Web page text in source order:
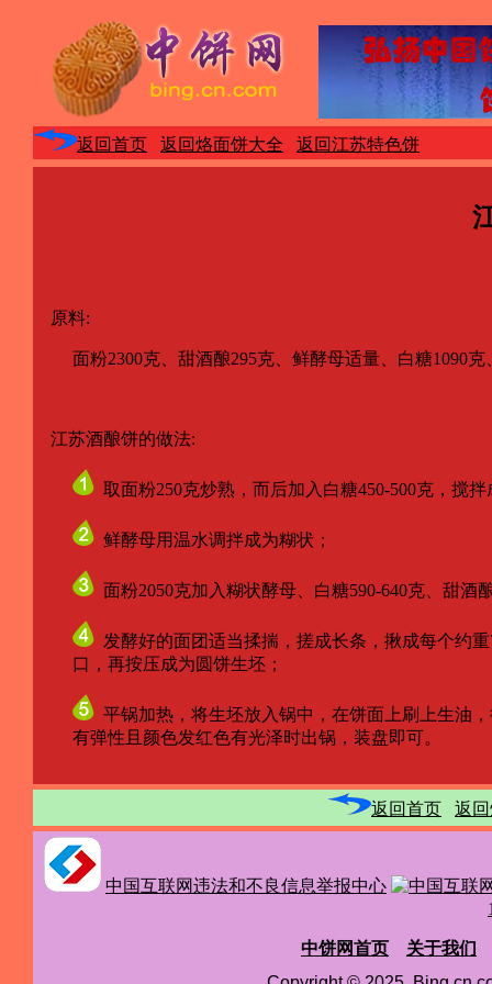
返回首页 返回烙面饼大全 返回江苏特色饼
原料:
面粉2300克、甜酒酿295克、鲜酵母适量、白糖1090克
江苏酒酿饼的做法:
取面粉250克炒熟，而后加入白糖450-500克，搅
鲜酵母用温水调拌成为糊状；
面粉2050克加入糊状酵母、白糖590-640克、甜
发酵好的面团适当揉揣，搓成长条，揪成每个约
口，再按压成为圆饼生坯；
平锅加热，将生坯放入锅中，在饼面上刷上生油
有弹性且颜色发红色有光泽时出锅，装盘即可。
返回首页 返
中国互联网违法和不良信息举报中心
中饼网首页
关于我们